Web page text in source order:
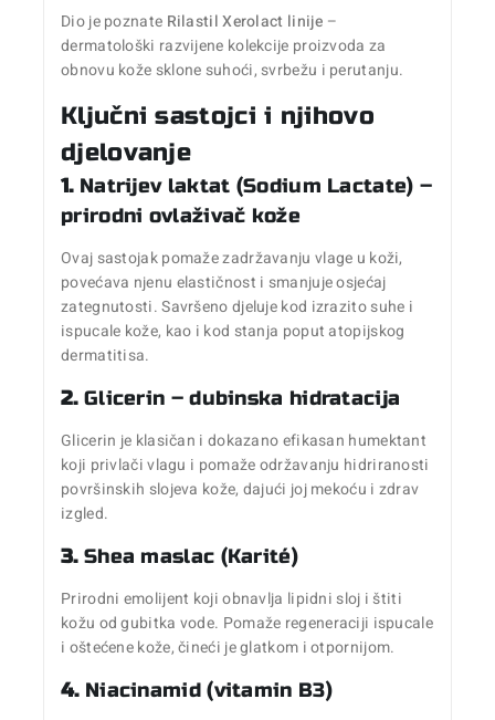
Dio je poznate Rilastil Xerolact linije –
dermatološki razvijene kolekcije proizvoda za
obnovu kože sklone suhoći, svrbežu i perutanju.
Ključni sastojci i njihovo
djelovanje
1. Natrijev laktat (Sodium Lactate) –
prirodni ovlaživač kože
Ovaj sastojak pomaže zadržavanju vlage u koži,
povećava njenu elastičnost i smanjuje osjećaj
zategnutosti. Savršeno djeluje kod izrazito suhe i
ispucale kože, kao i kod stanja poput atopijskog
dermatitisa.
2. Glicerin – dubinska hidratacija
Glicerin je klasičan i dokazano efikasan humektant
koji privlači vlagu i pomaže održavanju hidriranosti
površinskih slojeva kože, dajući joj mekoću i zdrav
izgled.
3. Shea maslac (Karité)
Prirodni emolijent koji obnavlja lipidni sloj i štiti
kožu od gubitka vode. Pomaže regeneraciji ispucale
i oštećene kože, čineći je glatkom i otpornijom.
4. Niacinamid (vitamin B3)